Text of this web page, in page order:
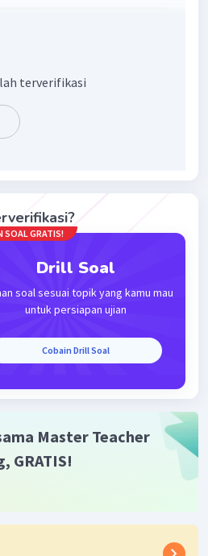
terverifikasi
SOAL GRATIS!
Drill Soal
soal sesuai topik yang kamu mau
untuk persiapan ujian
Cobain Drill Soal
Master Teacher
GRATIS!